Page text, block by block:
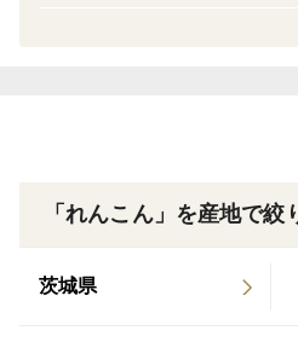
が特徴です。
「れんこん」を産地で絞
茨城県